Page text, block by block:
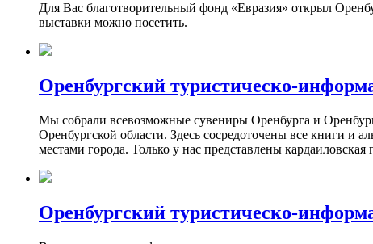
Для Вас благотворительный фонд «Евразия» открыл
выставки можно посетить.
Оренбургский туристическо-
Мы собрали всевозможные сувениры Оренбурга и
Оренбургской области. Здесь сосредоточены все книги
местами города. Только у нас представлены
Оренбургский туристическо-